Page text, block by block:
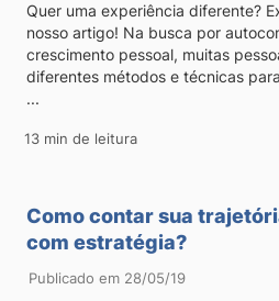
Quer uma experiência diferente?
nosso artigo! Na busca por
crescimento pessoal, muitas
diferentes métodos e técnicas
...
13 min de leitura
Como contar sua
com estratégia?
Publicado em 28/05/19